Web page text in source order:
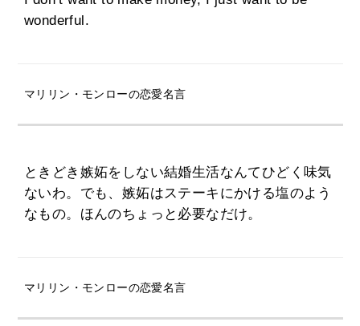
wonderful.
マリリン・モンローの恋愛名言
ときどき嫉妬をしない結婚生活なんてひどく味気
ないわ。でも、嫉妬はステーキにかける塩のよう
なもの。ほんのちょっと必要なだけ。
マリリン・モンローの恋愛名言